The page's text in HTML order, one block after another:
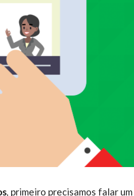
, primeiro precisamos falar